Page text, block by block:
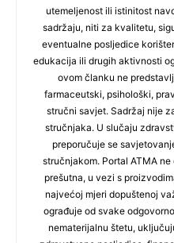
utemeljenost ili istinitost
sadržaju, niti za kvalitetu,
eventualne posljedice
edukacija ili drugih aktivnosti
ovom članku ne
farmaceutski, psihološki,
stručni savjet. Sadržaj nije
stručnjaka. U slučaju
preporučuje se
stručnjakom. Portal ATMA
prešutna, u vezi s
najvećoj mjeri dopuštenoj
ograđuje od svake
nematerijalnu štetu,